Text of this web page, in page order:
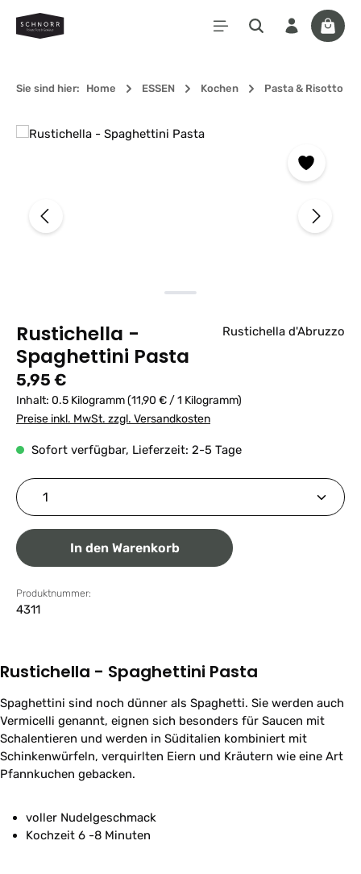
Zum Hauptinhalt springen
Sie sind hier: Home ESSEN Kochen Pasta & Risotto
Bildergalerie überspringen
Rustichella -
Spaghettini Pasta
Rustichella d'Abruzzo
Regulärer Preis:
5,95 €
Inhalt: 0.5 Kilogramm(11,90 € / 1 Kilogramm)
Preise inkl. MwSt. zzgl. Versandkosten
Sofort verfügbar, Lieferzeit: 2-5 Tage
Produkt Anzahl: Gib den gewünschten Wert ein
In den Warenkorb
Produktnummer:
4311
Rustichella - Spaghettini Pasta
Spaghettini sind noch dünner als Spaghetti. Sie werden auch
Vermicelli genannt, eignen sich besonders für Saucen mit
Schalentieren und werden in Süditalien kombiniert mit
Schinkenwürfeln, verquirlten Eiern und Kräutern wie eine Art
Pfannkuchen gebacken.
voller Nudelgeschmack
Kochzeit 6 -8 Minuten